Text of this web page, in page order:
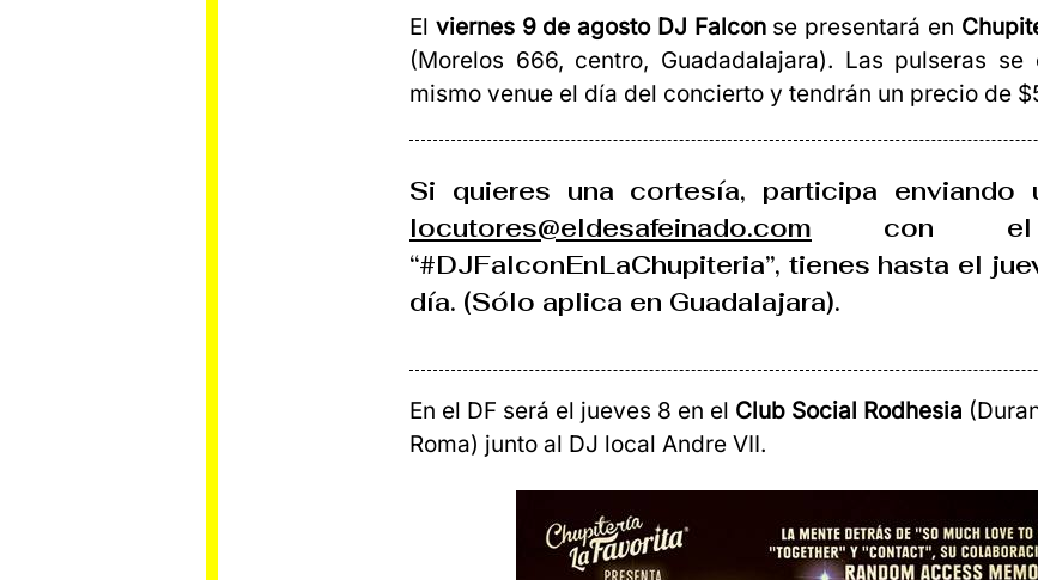
El viernes 9 de agosto DJ Falconse presentará en
(Morelos 666, centro, Guadadalajara). Las pulseras
mismo venue el día del concierto y tendrán un precio de
Si quieres una cortesía, participa enviando
locutores@eldesafeinado.com con el
“#DJFalconEnLaChupiteria”, tienes hasta el
día. (Sólo aplica en Guadalajara).
En el DF será el jueves 8 en el Club Social Rodhesia
Roma) junto al DJ local Andre VII.